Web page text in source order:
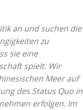
an und suchen die
zu
sie eine
spielt. Wir
Meer auf
des Status Quo in
erfolgen. Im